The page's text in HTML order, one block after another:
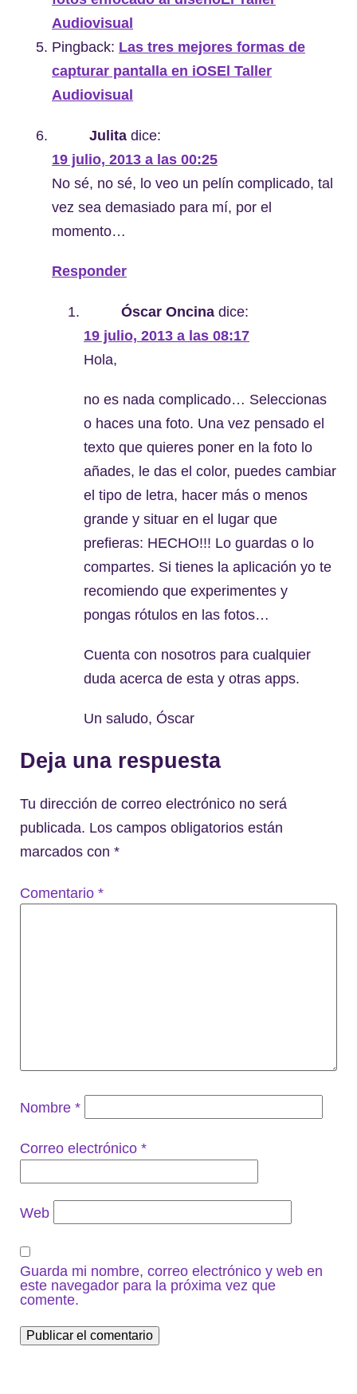
Audiovisual
Pingback: Las tres mejores formas de
capturar pantalla en iOSEl Taller
Audiovisual
Julita dice:
19 julio, 2013 a las 00:25
No sé, no sé, lo veo un pelín complicado, tal
vez sea demasiado para mí, por el
momento…
Responder
Óscar Oncina dice:
19 julio, 2013 a las 08:17
Hola,
no es nada complicado… Seleccionas
o haces una foto. Una vez pensado el
texto que quieres poner en la foto lo
añades, le das el color, puedes cambiar
el tipo de letra, hacer más o menos
grande y situar en el lugar que
prefieras: HECHO!!! Lo guardas o lo
compartes. Si tienes la aplicación yo te
recomiendo que experimentes y
pongas rótulos en las fotos…
Cuenta con nosotros para cualquier
duda acerca de esta y otras apps.
Un saludo, Óscar
Deja una respuesta
Tu dirección de correo electrónico no será
publicada. Los campos obligatorios están
marcados con *
Comentario *
Nombre *
Correo electrónico *
Web
Guarda mi nombre, correo electrónico y web en
este navegador para la próxima vez que
comente.